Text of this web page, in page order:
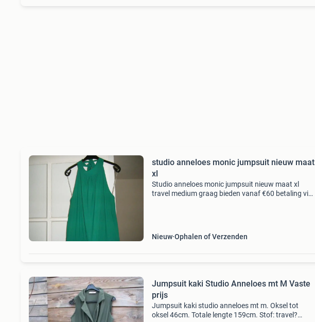
studio anneloes monic jumpsuit nieuw maat
xl
Studio anneloes monic jumpsuit nieuw maat xl
travel medium graag bieden vanaf €60 betaling via
Nieuw Ophalen of Verzenden
Jumpsuit kaki Studio Anneloes mt M Vaste
prijs
Jumpsuit kaki studio anneloes mt m. Oksel tot
oksel 46cm. Totale lengte 159cm. Stof: travel?